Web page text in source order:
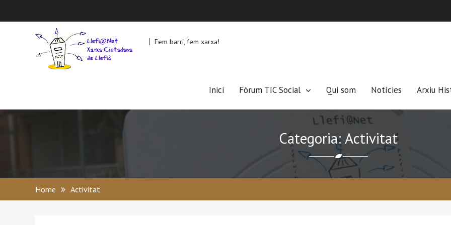
Fem barri, fem xarxa!
Inici Fòrum TIC Social Qui som Notícies Arxiu
Categoria: Activitat
Home Activitat